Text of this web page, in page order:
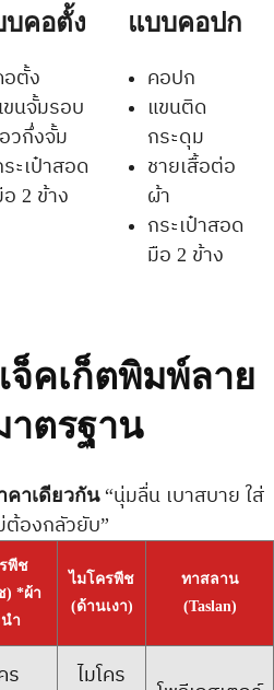
บคอตั้ง
อตั้ง
ขนจั้มรอบ
อวกึ่งจั้ม
ระเป๋าสอด
อ 2 ข้าง
แบบคอปก
คอปก
แขนติด
กระดุม
ชายเสื้อต่อ
ผ้า
กระเป๋าสอด
มือ 2 ข้าง
จ็คเก็ตพิมพ์ลาย
ตรฐาน
คาเดียวกัน“นุ่มลื่น เบาสบาย ใส่
ต้องกลัวยับ”
พีช
) *ผ้า
ำ
ไมโครพีช
(ด้านเงา)
ทาสลาน
(Taslan)
ร
ไมโคร